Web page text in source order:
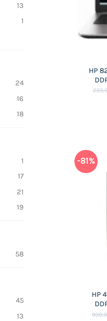
13
1
24
16
18
1
17
21
19
58
45
13
HP
-81%
HP